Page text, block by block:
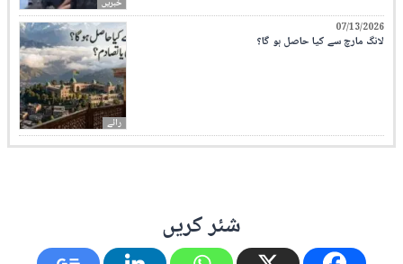
خبریں
رائے
07/13/2026
لانگ مارچ سے کیا حاصل ہو گا؟
شئر کریں